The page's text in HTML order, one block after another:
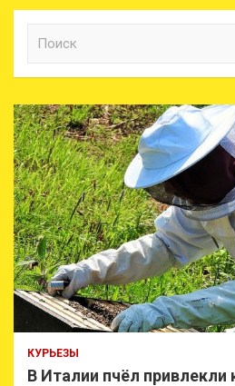
к
КУРЬЕЗЫ
В Италии пчёл привлекли